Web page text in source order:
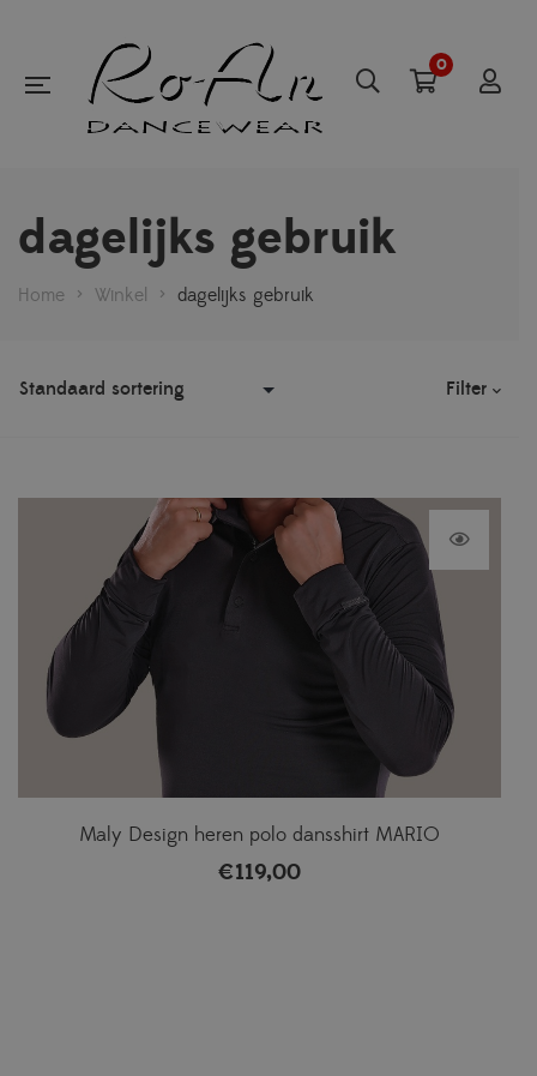
0
dagelijks gebruik
Home > Winkel > dagelijks gebruik
Filter
Maly Design heren polo dansshirt MARIO
€119,00